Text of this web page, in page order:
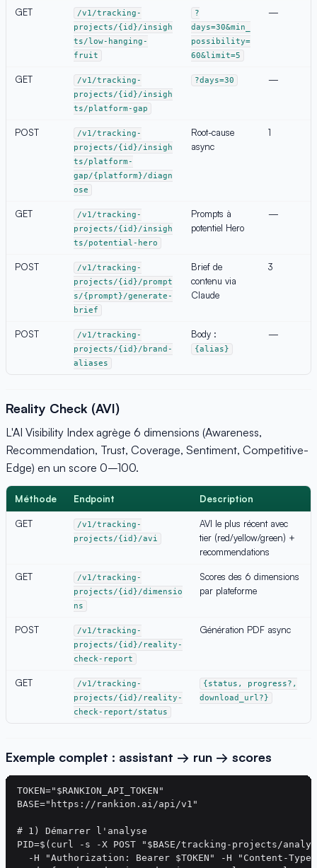
GET
/v1/tracking-
projects/{id}/insigh
ts/low-hanging-
fruit
?
days=30&min_
possibility=
60&limit=5
—
GET
/v1/tracking-
projects/{id}/insigh
ts/platform-gap
?days=30 —
POST
/v1/tracking-
projects/{id}/insigh
ts/platform-
gap/{platform}/diagn
ose
Root-cause
async
1
GET
/v1/tracking-
projects/{id}/insigh
ts/potential-hero
Prompts à
potentiel Hero
—
POST
/v1/tracking-
projects/{id}/prompt
s/{prompt}/generate-
brief
Brief de
contenu via
Claude
3
POST
/v1/tracking-
projects/{id}/brand-
aliases
Body :
{alias}
—
Reality Check (AVI)
L'AI Visibility Index agrège 6 dimensions (Awareness,
Recommendation, Trust, Coverage, Sentiment, Competitive-
Edge) en un score 0–100.
Méthode Endpoint Description
GET
/v1/tracking-
projects/{id}/avi
AVI le plus récent avec
tier (red/yellow/green) +
recommendations
GET
/v1/tracking-
projects/{id}/dimensio
ns
Scores des 6 dimensions
par plateforme
POST
/v1/tracking-
projects/{id}/reality-
check-report
Génération PDF async
GET
/v1/tracking-
projects/{id}/reality-
check-report/status
{status, progress?,
download_url?}
Exemple complet : assistant → run → scores
TOKEN="$RANKION_API_TOKEN"
BASE="https://rankion.ai/api/v1"
# 1) Démarrer l'analyse
PID=$(curl -s -X POST "$BASE/tracking-projects/
-H "Authorization: Bearer $TOKEN" -H "Content-